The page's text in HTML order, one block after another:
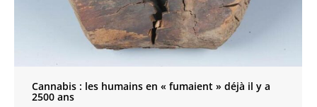
Cannabis : les humains en « fumaient » déjà il y a
2500 ans